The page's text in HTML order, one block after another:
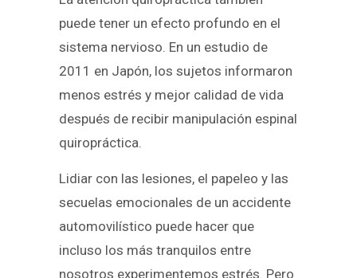
puede tener un efecto profundo en el
sistema nervioso. En un estudio de
2011 en Japón, los sujetos informaron
menos estrés y mejor calidad de vida
después de recibir manipulación espinal
quiropráctica.
Lidiar con las lesiones, el papeleo y las
secuelas emocionales de un accidente
automovilístico puede hacer que
incluso los más tranquilos entre
nosotros experimentemos estrés. Pero